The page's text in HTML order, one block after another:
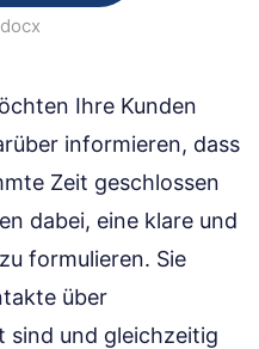
Ihre Kunden
informieren, dass
Zeit geschlossen
dabei, eine klare und
formulieren. Sie
über
sind und gleichzeitig